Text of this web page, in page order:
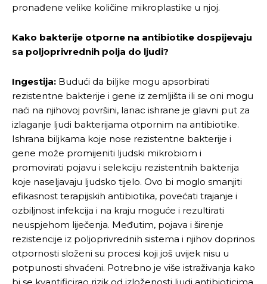
pronađene velike količine mikroplastike u njoj.
Kako bakterije otporne na antibiotike dospijevaju
sa poljoprivrednih polja do ljudi?
Ingestija: Budući da biljke mogu apsorbirati
rezistentne bakterije i gene iz zemljišta ili se oni mogu
naći na njihovoj površini, lanac ishrane je glavni put za
izlaganje ljudi bakterijama otpornim na antibiotike.
Ishrana biljkama koje nose rezistentne bakterije i
gene može promijeniti ljudski mikrobiom i
promovirati pojavu i selekciju rezistentnih bakterija
koje naseljavaju ljudsko tijelo. Ovo bi moglo smanjiti
efikasnost terapijskih antibiotika, povećati trajanje i
ozbiljnost infekcija i na kraju moguće i rezultirati
neuspjehom liječenja. Međutim, pojava i širenje
rezistencije iz poljoprivrednih sistema i njihov doprinos
otpornosti složeni su procesi koji još uvijek nisu u
potpunosti shvaćeni. Potrebno je više istraživanja kako